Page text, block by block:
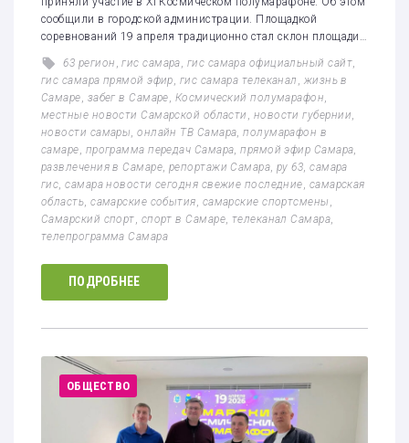
сообщили в городской администрации. Площадкой
соревнований 19 апреля традиционно стал склон площади…
63 регион ,гис самара, гис самара официальный сайт,
гис самара прямой эфир, гис самара телеканал , жизнь в
Самаре, забег в Самаре, Космический полумарафон,
местные новости Самарской области , новости губернии,
новости самары,онлайн ТВ Самара,полумарафон в
самаре, программа передач Самара,прямой эфир Самара,
развлечения в Самаре, репортажи Самара,ру 63,самара
гис,самара новости сегодня свежие последние, самарская
область,самарские события, самарские спортсмены ,
Самарский спорт, спорт в Самаре, телеканал Самара,
телепрограмма Самара
ПОДРОБНЕЕ
ОБЩЕСТВО